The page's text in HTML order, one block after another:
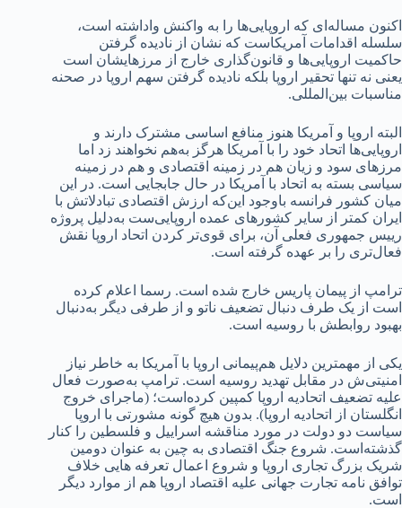
اکنون مساله‌ای که اروپایی‌ها را به واکنش واداشته است،
سلسله اقدامات آمریکاست که نشان از نادیده گرفتن
حاکمیت اروپایی‌ها و قانون‌گذاری خارج از مرزهایشان است
یعنی نه تنها تحقیر اروپا بلکه نادیده گرفتن سهم اروپا در صحنه
مناسبات بین‌المللی.
البته اروپا و آمریکا هنوز منافع اساسی مشترک دارند و
اروپایی‌ها اتحاد خود را با آمریکا هرگز به‌هم نخواهند زد اما
مرزهای سود و زیان هم در زمینه اقتصادی و هم در زمینه
سیاسی بسته به اتحاد با آمریکا در حال جابجایی است. در این
میان کشور فرانسه باوجود این‌که ارزش اقتصادی تبادلاتش با
ایران کمتر از سایر کشورهای عمده اروپایی‌ست به‌دلیل پروژه
رییس جمهوری فعلی آن، برای قوی‌تر کردن اتحاد اروپا نقش
فعال‌تری را بر عهده گرفته است.
ترامپ از پیمان پاریس خارج شده است. رسما اعلام کرده
است از یک طرف دنبال تضعیف ناتو و از طرفی دیگر به‌دنبال
بهبود روابطش با روسیه است.
یکی از مهمترین دلایل هم‌پیمانی اروپا با آمریکا به خاطر نیاز
امنیتی‌ش در مقابل تهدید روسیه است. ترامپ به‌صورت فعال
علیه تضعیف اتحادیه اروپا کمپین کرده‌است؛ (ماجرای خروج
انگلستان از اتحادیه اروپا). بدون هیچ گونه مشورتی با اروپا
سیاست دو دولت در مورد مناقشه اسراییل و فلسطین را کنار
گذشته‌است. شروع جنگ اقتصادی به چین به عنوان دومین
شریک بزرگ تجاری اروپا و شروع اعمال تعرفه هایی خلاف
توافق نامه تجارت جهانی علیه اقتصاد اروپا هم از موارد دیگر
است.